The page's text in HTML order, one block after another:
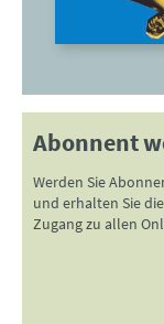
Abonnent
Werden Sie
und erhalten Sie
Zugang zu allen